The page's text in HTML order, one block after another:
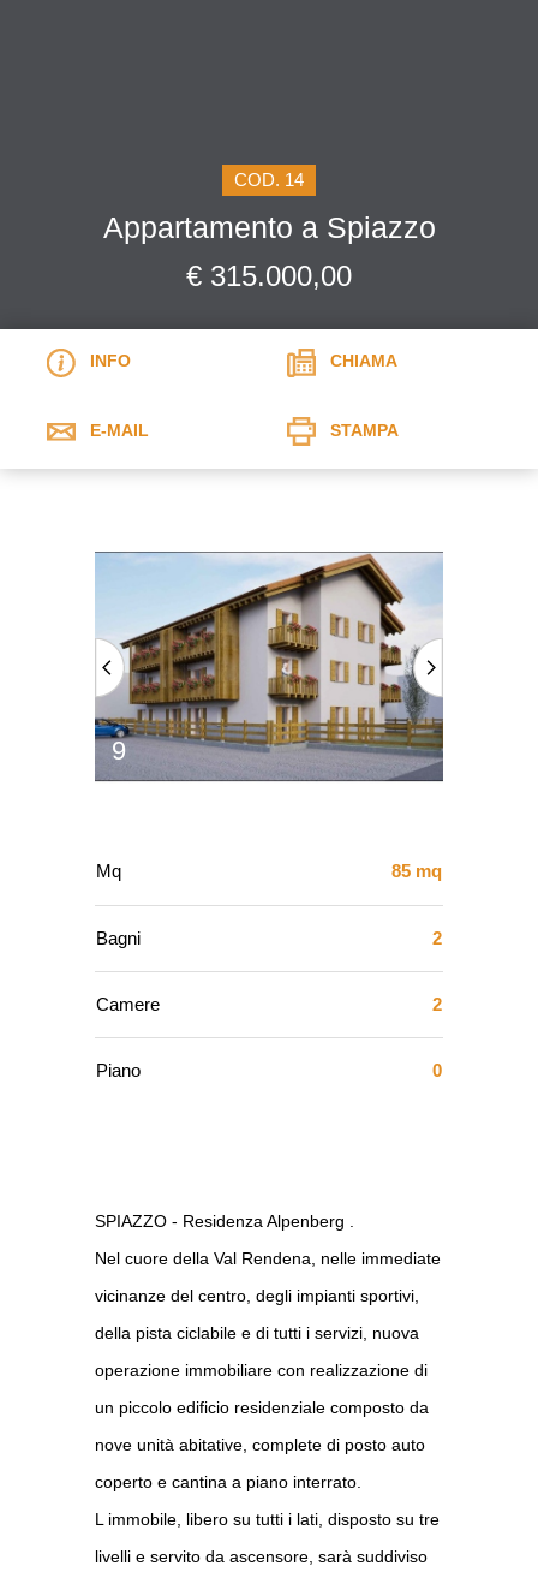
COD. 14
Appartamento a Spiazzo
€ 315.000,00
INFO CHIAMA
E-MAIL STAMPA
9
Mq 85 mq
Bagni 2
Camere 2
Piano 0
SPIAZZO - Residenza Alpenberg .
Nel cuore della Val Rendena, nelle immediate
vicinanze del centro, degli impianti sportivi,
della pista ciclabile e di tutti i servizi, nuova
operazione immobiliare con realizzazione di
un piccolo edificio residenziale composto da
nove unità abitative, complete di posto auto
coperto e cantina a piano interrato.
L immobile, libero su tutti i lati, disposto su tre
livelli e servito da ascensore, sarà suddiviso